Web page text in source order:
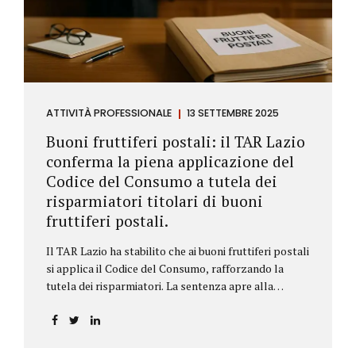
ATTIVITÀ PROFESSIONALE 13 SETTEMBRE 2025
Buoni fruttiferi postali: il TAR Lazio
conferma la piena applicazione del
Codice del Consumo a tutela dei
risparmiatori titolari di buoni
fruttiferi postali.
Il TAR Lazio ha stabilito che ai buoni fruttiferi postali
si applica il Codice del Consumo, rafforzando la
tutela dei risparmiatori. La sentenza apre alla
capitale o interessi per mancanza di informazioni